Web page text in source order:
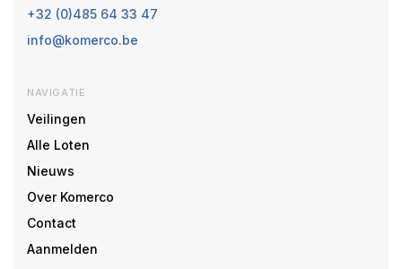
+32 (0)485 64 33 47
info@komerco.be
NAVIGATIE
Veilingen
Alle Loten
Nieuws
Over Komerco
Contact
Aanmelden